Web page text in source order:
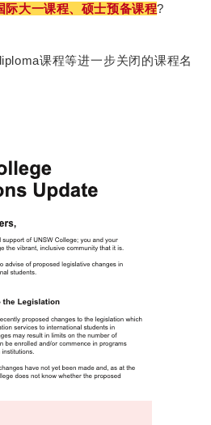
际大一课程、硕士预备课程?
课程等进一步关闭的课程名